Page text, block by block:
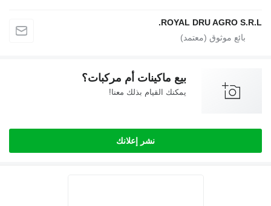
ROYAL DRU AGRO S.R.L.
بيع ماكينات أم مركبات؟
يمكنك القيام بذلك معنا!
نشر إعلانك